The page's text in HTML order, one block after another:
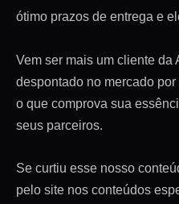
ótimo prazos de entrega e
Vem ser mais um cliente da
despontado no mercado
o que comprova sua
seus parceiros.
Se curtiu esse nosso
pelo site nos conteúdos